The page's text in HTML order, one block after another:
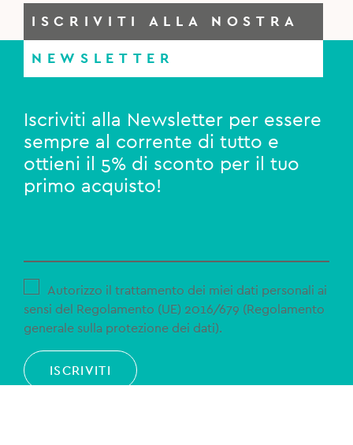
ISCRIVITI ALLA NOSTRA
NEWSLETTER
Iscriviti alla Newsletter per essere
sempre al corrente di tutto e
ottieni il 5% di sconto per il tuo
primo acquisto!
Autorizzo il trattamento dei miei dati personali ai
sensi del Regolamento (UE) 2016/679 (Regolamento
generale sulla protezione dei dati).
ISCRIVITI